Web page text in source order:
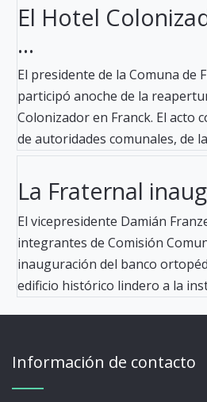
El Hotel
...
El presidente de la Comuna de
participó anoche de la
Colonizador en Franck. El acto
de autoridades comunales, de
La Fraternal
El vicepresidente Damián
integrantes de Comisión
inauguración del banco
edificio histórico lindero a la
Información de contacto